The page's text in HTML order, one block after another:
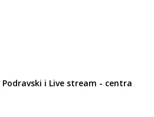
i Live stream - centra